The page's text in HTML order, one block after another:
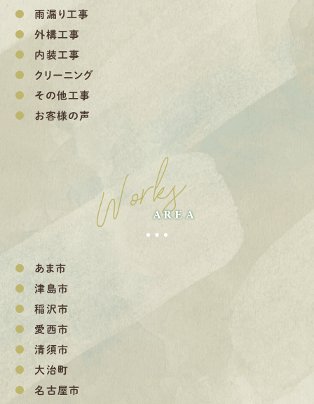
雨漏り工事
外構工事
内装工事
クリーニング
その他工事
お客様の声
Works
AREA
あま市
津島市
稲沢市
愛西市
清須市
大治町
名古屋市